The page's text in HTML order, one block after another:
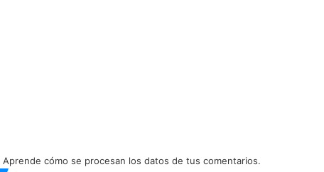
Aprende cómo se procesan los datos de tus comentarios.